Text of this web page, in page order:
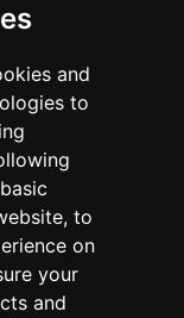
and
to
, to
on
your
and
الأسئلة الشائعة
طرق الدفع
أداة اختبار الاتصال